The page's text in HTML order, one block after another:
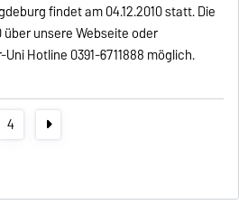
findet am 04.12.2010 statt. Die
über unsere Webseite oder
Hotline 0391-6711888 möglich.
4